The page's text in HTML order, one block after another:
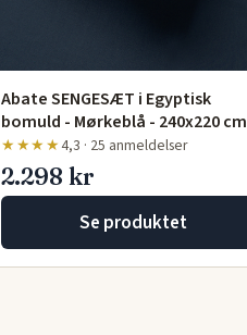
Abate SENGESÆT i Egyptisk
bomuld - Mørkeblå - 240x220 cm
★★★★4,3 · 25 anmeldelser
2.298 kr
Se produktet